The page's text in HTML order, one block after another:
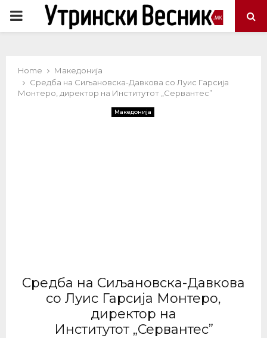
PRIMARY
Home
Македонија
Средба на Сиљановска-Давкова со Луис Гарсија
Монтеро, директор на Институтот „Сервантес”
Македонија
Средба на Сиљановска-Давкова
со Луис Гарсија Монтеро,
директор на
Институтот „Сервантес”